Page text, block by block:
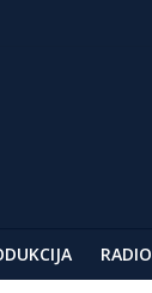
RADIO